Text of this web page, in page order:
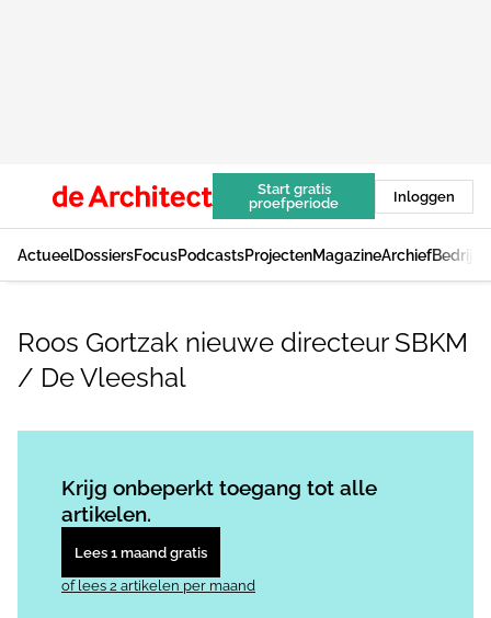
Start gratis
proefperiode
Inloggen
ActueelDossiersFocusPodcastsProjectenMagazineArchief
Roos Gortzak nieuwe directeur SBKM
/ De Vleeshal
Krijg onbeperkt toegang tot alle
artikelen.
Lees 1 maand gratis
of lees 2 artikelen per maand